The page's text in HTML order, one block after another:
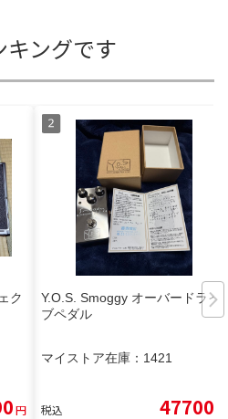
ングです
ク
円
Y.O.S. Smoggy オーバードライ
ブペダル
マイストア在庫： 1421
税込 47700